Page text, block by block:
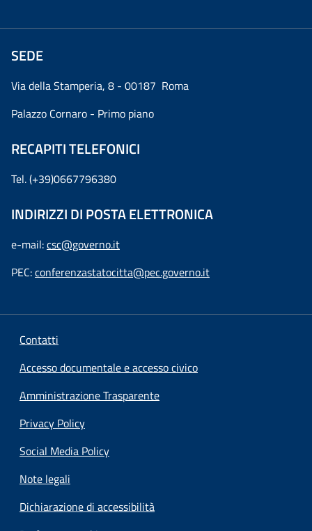
SEDE
Via della Stamperia, 8 - 00187 Roma
Palazzo Cornaro - Primo piano
RECAPITI TELEFONICI
Tel. (+39)0667796380
INDIRIZZI DI POSTA ELETTRONICA
e-mail:csc@governo.it
PEC:conferenzastatocitta@pec.governo.it
Contatti
Accesso documentale e accesso civico
Amministrazione Trasparente
Privacy Policy
Social Media Policy
Note legali
Dichiarazione di accessibilità